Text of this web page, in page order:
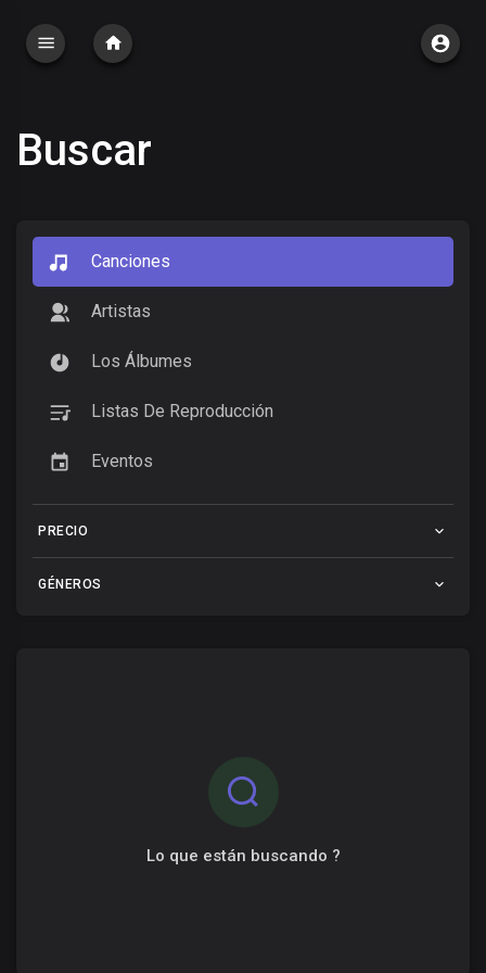
Buscar
Canciones
Artistas
Los Álbumes
Listas De Reproducción
Eventos
PRECIO
GÉNEROS
Lo que están buscando ?